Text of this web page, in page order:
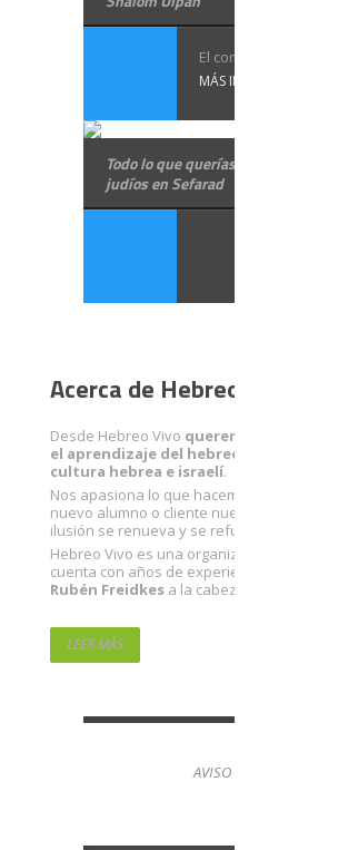
El comienzo de las ...
MÁS INFORMACIÓN
Todo lo que querías saber sobre los
judíos en Sefarad
Acerca de Hebreo Vivo
Desde Hebreo Vivo queremos facilitarte
el aprendizaje del hebreo y acercarte a la
cultura hebrea e israelí.
Nos apasiona lo que hacemos. Con cada
nuevo alumno o cliente nuevo, nuestra
ilusión se renueva y se refuerza.
Hebreo Vivo es una organización sólida que
cuenta con años de experiencia… con
Rubén Freidkes a la cabeza.
LEER MÁS
AVISO LEGAL